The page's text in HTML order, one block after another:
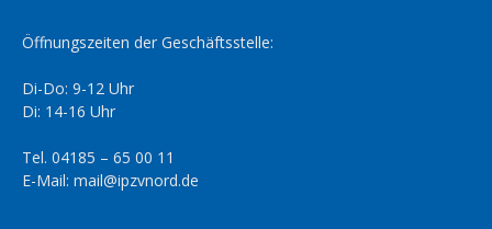
Öffnungszeiten der Geschäftsstelle:
Di-Do: 9-12 Uhr
Di: 14-16 Uhr
Tel. 04185 – 65 00 11
E-Mail: mail@ipzvnord.de